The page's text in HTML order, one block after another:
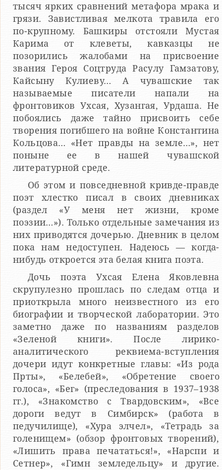
тысяч ярких сравнений метафора мрака и
грязи. Завистливая мелкота травила его
по-крупному. Башкиры отстояли Мустая
Карима от клеветы, кавказцы не
позорились жалобами на присвоение
звания Героя Соцтруда Расулу Гамзатову,
Кайсыну Кулиеву… А чувашские так
называемые писатели напали на
фронтовиков Ухсая, Хузангая, Урдаша. Не
побоялись даже тайно присвоить себе
творения погибшего на войне Константина
Кольцова… «Нет правды на земле…», нет
поныне ее в нашей чувашской
литературной среде.
Об этом и повседневной кривде-правде
поэт хлестко писал в своих дневниках
(раздел «У меня нет жизни, кроме
поэзии…»). Только отдельные замечания из
них приводятся дочерью. Дневник в целом
пока нам недоступен. Надеюсь — когда-
нибудь откроется эта белая книга поэта.
Дочь поэта Ухсая Елена Яковлевна
скрупулезно прошлась по следам отца и
приоткрыла много неизвестного из его
биографии и творческой лаборатории. Это
заметно даже по названиям разделов
«Зеленой книги». После лирико-
аналитического реквиема-вступления
дочери идут конкретные главы: «Из рода
Прты», «Белебей», «Обретение своего
голоса», «Бег» (преследования в 1937–1938
гг.), «Знакомство с Твардовским», «Все
дороги ведут в Симбирск» (работа в
педучилище), «Хура элчел», «Тетрадь за
голенищем» (обзор фронтовых творений),
«Лишить права печататься!», «Нарспи и
Сетнер», «Гимн земледельцу» и другие.